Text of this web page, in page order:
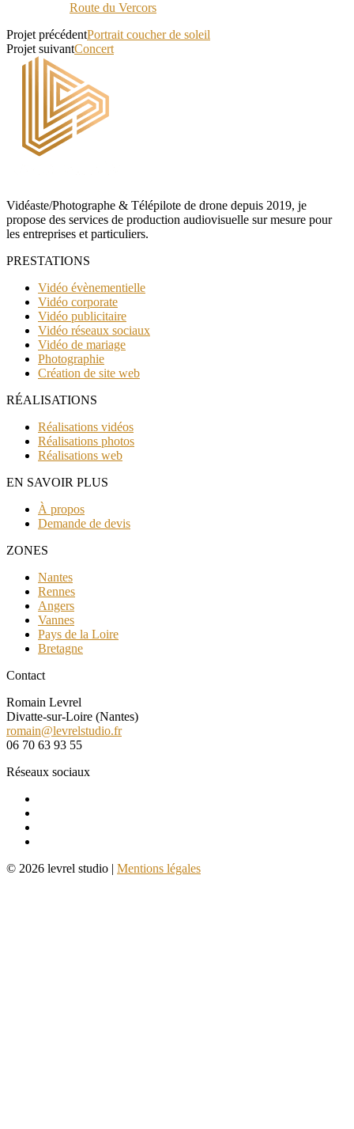
Route du Vercors
Projet précédentPortrait coucher de soleil
Projet suivantConcert
Vidéaste/Photographe & Télépilote de drone depuis 2019, je
propose des services de production audiovisuelle sur mesure pour
les entreprises et particuliers.
PRESTATIONS
Vidéo évènementielle
Vidéo corporate
Vidéo publicitaire
Vidéo réseaux sociaux
Vidéo de mariage
Photographie
Création de site web
RÉALISATIONS
Réalisations vidéos
Réalisations photos
Réalisations web
EN SAVOIR PLUS
À propos
Demande de devis
ZONES
Nantes
Rennes
Angers
Vannes
Pays de la Loire
Bretagne
Contact
Romain Levrel
Divatte-sur-Loire (Nantes)
romain@levrelstudio.fr
06 70 63 93 55
Réseaux sociaux
© 2026 levrel studio | Mentions légales